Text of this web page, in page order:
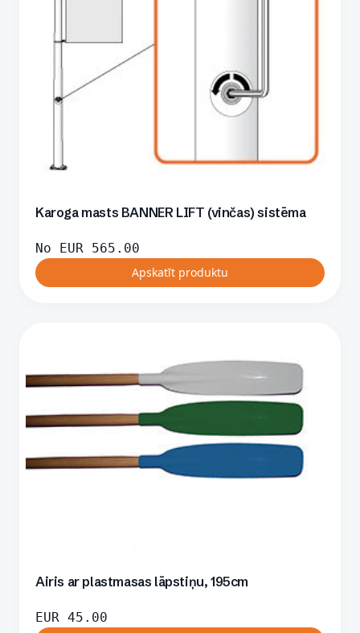
Karoga masts BANNER LIFT (vinčas) sistēma
No EUR
565.00
Apskatīt produktu
Airis ar plastmasas lāpstiņu, 195cm
EUR 45.00